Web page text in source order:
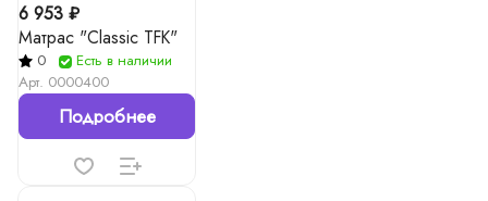
6 953 ₽
Матрас "Classic TFK"
0
Есть в наличии
Арт. 0000400
Подробнее